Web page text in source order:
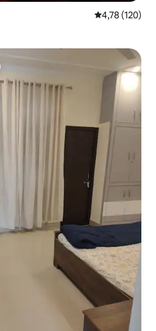
Classificação
4,78 (120)